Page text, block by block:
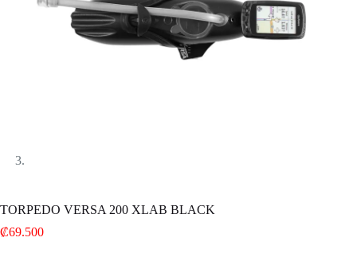
TORPEDO VERSA 200 XLAB BLACK
₡69.500